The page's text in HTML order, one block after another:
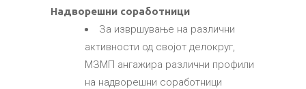
Надворешни соработници
За извршување на различни
активности од својот делокруг,
МЗМП ангажира различни профили
на надворешни соработници